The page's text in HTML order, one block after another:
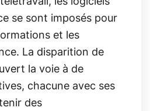
se sont imposés pour
et les
La disparition de
la voie à de
chacune avec ses
des